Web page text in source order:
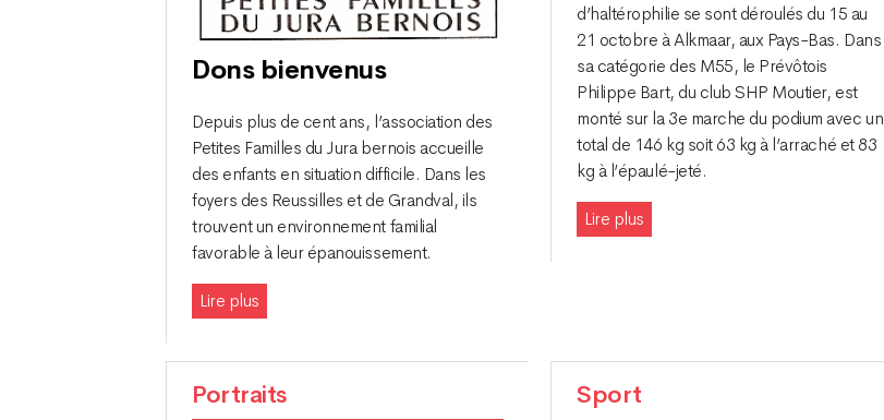
Dons bienvenus
Depuis plus de cent ans, l’association des
Petites Familles du Jura bernois accueille
des enfants en situation difficile. Dans les
foyers des Reussilles et de Grandval, ils
trouvent un environnement familial
favorable à leur épanouissement.
Lire plus
d’haltérophilie se sont déroulés du 15 au
21 octobre à Alkmaar, aux Pays-Bas. Dans
sa catégorie des M55, le Prévôtois
Philippe Bart, du club SHP Moutier, est
monté sur la 3e marche du podium avec un
total de 146 kg soit 63 kg à l’arraché et 83
kg à l’épaulé-jeté.
Lire plus
Portraits Sport